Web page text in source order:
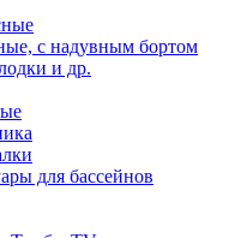
с надувным бортом
и др.
для бассейнов